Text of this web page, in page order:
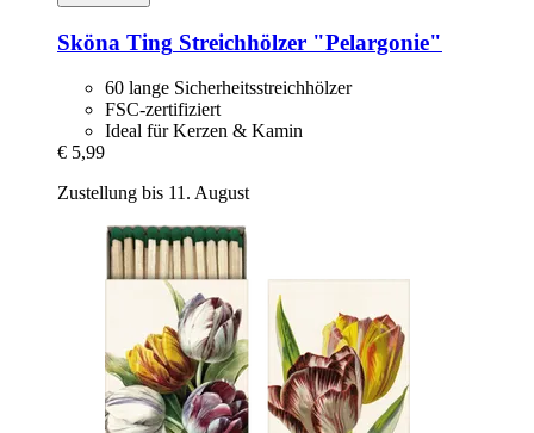
Sköna Ting Streichhölzer "Pelargonie"
60 lange Sicherheitsstreichhölzer
FSC-zertifiziert
Ideal für Kerzen & Kamin
€ 5,99
Zustellung bis 11. August